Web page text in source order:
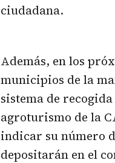
ciudadana.
Además, en los
municipios de la
sistema de
agroturismo de la
indicar su número
depositarán en el